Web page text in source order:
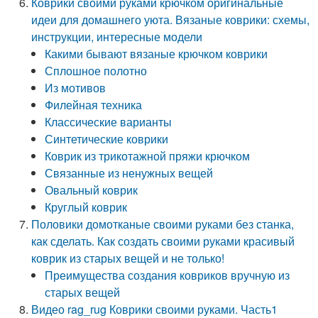
идеи для домашнего уюта. Вязаные коврики: схемы,
инструкции, интересные модели
Какими бывают вязаные крючком коврики
Сплошное полотно
Из мотивов
Филейная техника
Классические варианты
Синтетические коврики
Коврик из трикотажной пряжи крючком
Связанные из ненужных вещей
Овальный коврик
Круглый коврик
Половики домотканые своими руками без станка,
как сделать. Как создать своими руками красивый
коврик из старых вещей и не только!
Преимущества создания ковриков вручную из
старых вещей
Видео rag_rug Коврики своими руками. Часть1